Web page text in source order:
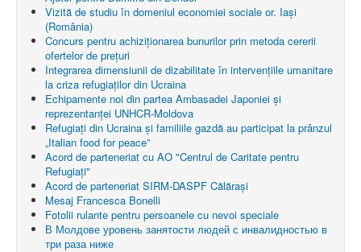
Vizită de studiu în domeniul economiei sociale or. Iași
(România)
Concurs pentru achiziționarea bunurilor prin metoda cererii
ofertelor de prețuri
Integrarea dimensiunii de dizabilitate în intervențiile umanitare
la criza refugiaților din Ucraina
Echipamente noi din partea Ambasadei Japoniei și
reprezentanței UNHCR-Moldova
Refugiați din Ucraina și familiile gazdă au participat la prânzul
„Italian food for peace”
Acord de parteneriat cu AO "Centrul de Caritate pentru
Refugiaţi"
Acord de parteneriat SIRM-DASPF Călărași
Mesaj Francesca Bonelli
Fotolii rulante pentru persoanele cu nevoi speciale
В Молдове уровень занятости людей с инвалидностью в
три раза ниже